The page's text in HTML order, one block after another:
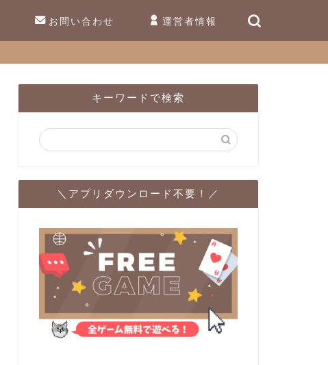
お問い合わせ 運営者情報
キーワードで検索
＼アプリダウンロード不要！／